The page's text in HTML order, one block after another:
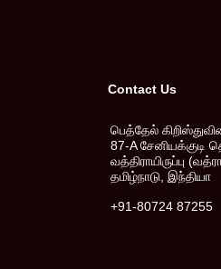
Contact Us
பெத்தேல்
87-A சேனியக்குடி
வத்திராயிருப்பு
தமிழ்நாடு, இந்தியா
+91-80724 87255